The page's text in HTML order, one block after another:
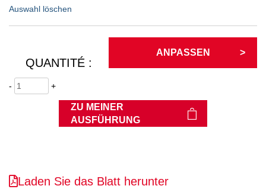
Auswahl löschen
ANPASSEN
QUANTITÉ :
- +
ZU MEINER
AUSFÜHRUNG
Laden Sie das Blatt herunter